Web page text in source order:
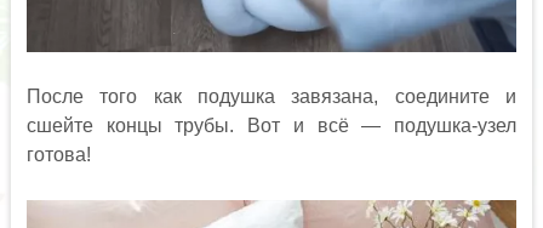
После того как подушка завязана, соедините и
сшейте концы трубы. Вот и всё — подушка-узел
готова!